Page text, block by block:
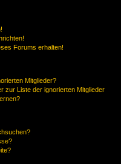
Forums erhalten!
Mitglieder?
zur Liste der ignorierten Mitglieder